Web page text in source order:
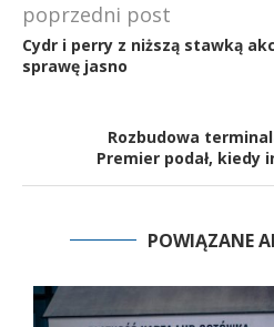
poprzedni post
Cydr i perry z niższą stawką
sprawę jasno
Rozbudowa
Premier podał, kiedy
POWIĄZANE